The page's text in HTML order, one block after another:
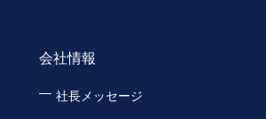
会社情報
社長メッセージ